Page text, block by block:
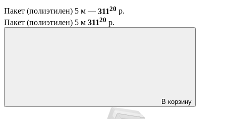
Пакет (полиэтилен) 5 м — 31120 р.
Пакет (полиэтилен) 5 м 31120 р.
В корзину